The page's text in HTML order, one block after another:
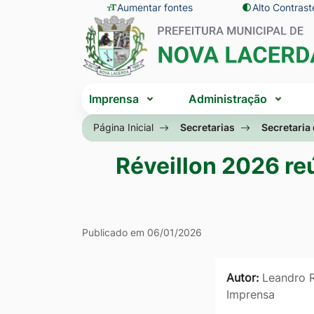
Seção
de
atalhos
e
links
de
acessibilidade
para
o
conteúdo
[alt+1]
Ir
para
menu
para
Aumentar fontes Alto
Seção
do
menu
menu
Imprensa Administração
Página Inicial Secretarias Secretaria
Réveillon 2026
Publicado em 06/01/2026
Autor: Leandro
Imprensa